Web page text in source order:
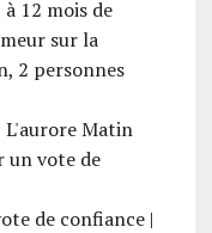
12 mois de
sur la
2 personnes
L'aurore Matin
un vote de
de confiance |